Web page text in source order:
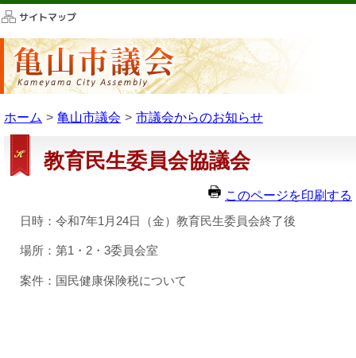
ホーム 亀山市議会 市議会からのお知らせ
教育民生委員会協議会
このページを印刷する
日時：令和7年1月24日（金）教育民生委員会終了後
場所：第1・2・3委員会室
案件：国民健康保険税について